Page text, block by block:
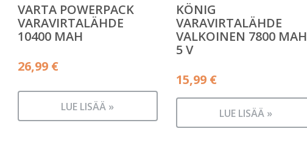
VARTA POWERPACK
VARAVIRTALÄHDE
10400 MAH
26,99 €
LUE LISÄÄ »
KÖNIG
VARAVIRTALÄHDE
VALKOINEN 7800 MAH
5 V
15,99 €
LUE LISÄÄ »